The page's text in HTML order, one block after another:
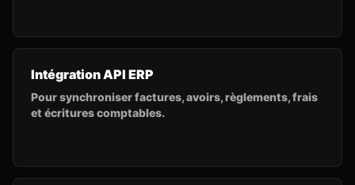
Intégration API ERP
Pour synchroniser factures, avoirs, règlements, frais
et écritures comptables.